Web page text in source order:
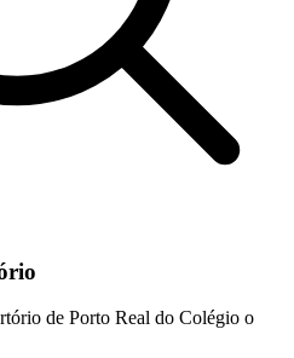
de Porto Real do Colégio o